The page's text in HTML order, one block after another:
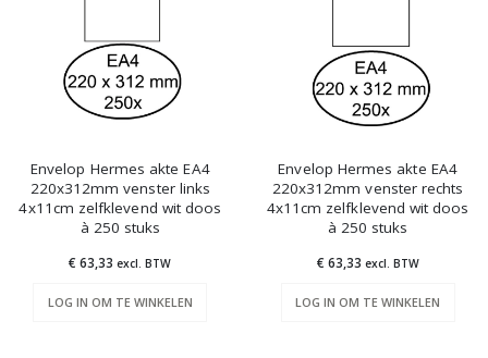
Envelop Hermes akte EA4
220x312mm venster links
4x11cm zelfklevend wit doos
à 250 stuks
€ 63,33excl. BTW
LOG IN OM TE WINKELEN
Envelop Hermes akte EA4
220x312mm venster rechts
4x11cm zelfklevend wit doos
à 250 stuks
€ 63,33 excl. BTW
LOG IN OM TE WINKELEN